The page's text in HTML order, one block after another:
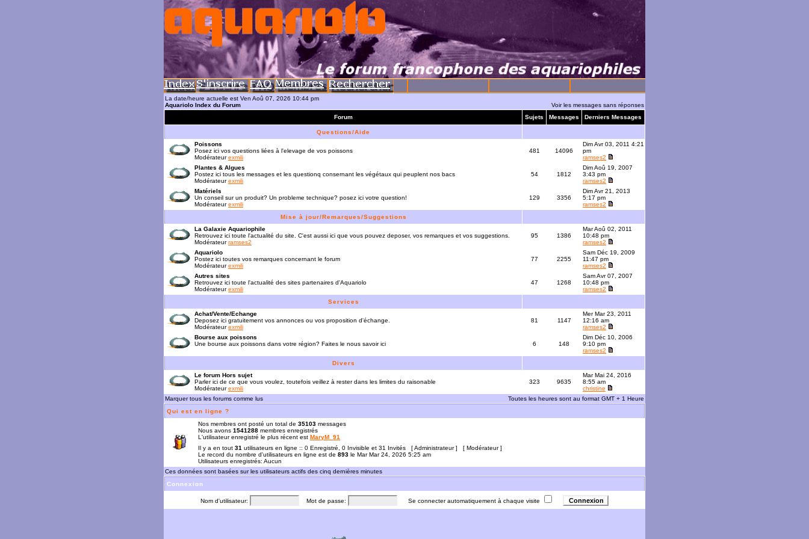
La date/heure actuelle est Ven Aoû 07, 2026 10:44 pm
Aquariolo Index du Forum
Voir les messages sans réponses
Forum
Sujets Messages Derniers Messages
Questions/Aide
Poissons
Posez ici vos questions liées à l'elevage de vos poissons
Modérateurexmili
481 14096
Dim Avr 03, 2011 4:21
pm
ramses2
Plantes & Algues
Postez ici tous les messages et les questionq consernant les végétaux qui peuplent nos bacs
Modérateurexmili
54 1812
Dim Aoû 19, 2007
3:43 pm
ramses2
Matériels
Un conseil sur un produit? Un probleme technique? posez ici votre question!
Modérateurexmili
129 3356
Dim Avr 21, 2013
5:17 pm
ramses2
Mise à jour/Remarques/Suggestions
La Galaxie Aquariophile
Retrouvez ici toute l'actualité du site. C'est aussi ici que vous pouvez deposer, vos remarques et vos suggestions.
Modérateurramses2
95 1386
Mar Aoû 02, 2011
10:48 pm
ramses2
Aquariolo
Postez ici toutes vos remarques concernant le forum
Modérateurexmili
77 2255
Sam Déc 19, 2009
11:47 pm
ramses2
Autres sites
Retrouvez ici toute l'actualité des sites partenaires d'Aquariolo
Modérateurexmili
47 1268
Sam Avr 07, 2007
10:48 pm
ramses2
Services
Achat/Vente/Echange
Deposez ici gratuitement vos annonces ou vos proposition d'échange.
Modérateurexmili
81 1147
Mer Mar 23, 2011
12:16 am
ramses2
Bourse aux poissons
Une bourse aux poissons dans votre région? Faites le nous savoir ici
6 148
Dim Déc 10, 2006
9:10 pm
ramses2
Divers
Le forum Hors sujet
Parler ici de ce que vous voulez, toutefois veillez à rester dans les limites du raisonable
Modérateurexmili
323 9635
Mar Mai 24, 2016
8:55 am
christine
Marquer tous les forums comme lus
Toutes les heures sont au format GMT + 1 Heure
Qui est en ligne ?
Nos membres ont posté un total de 35103 messages
Nous avons 1541288 membres enregistrés
L'utilisateur enregistré le plus récent est MaryM_91
Il y a en tout 31 utilisateurs en ligne :: 0 Enregistré, 0 Invisible et 31 Invités [Administrateur] [ Modérateur]
Le record du nombre d'utilisateurs en ligne est de 893 le Mar Mar 24, 2026 5:25 am
Utilisateurs enregistrés: Aucun
Ces données sont basées sur les utilisateurs actifs des cinq dernières minutes
Connexion
Nom d'utilisateur: Mot de passe: Se connecter automatiquement à chaque visite